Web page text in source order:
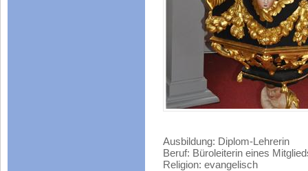
Ausbildung: Diplom-Lehrerin
Beruf: Büroleiterin eines
Religion: evangelisch